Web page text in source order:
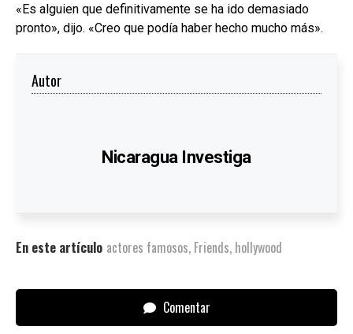
«Es alguien que definitivamente se ha ido demasiado
pronto», dijo. «Creo que podía haber hecho mucho más».
Autor
Nicaragua Investiga
En este artículo actores famosos, Friends, hollywood
Comentar